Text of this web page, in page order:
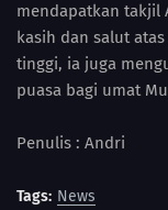
mendapatkan takjil
kasih dan salut
tinggi, ia juga
puasa bagi umat
Penulis : Andri
Tags: News